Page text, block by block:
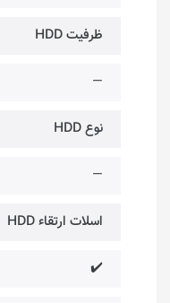
ظرفیت HDD
—
نوع HDD
—
اسلات ارتقاء HDD
✔️